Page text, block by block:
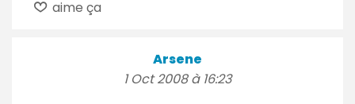
aime ça
Arsene
1 Oct 2008 à 16:23